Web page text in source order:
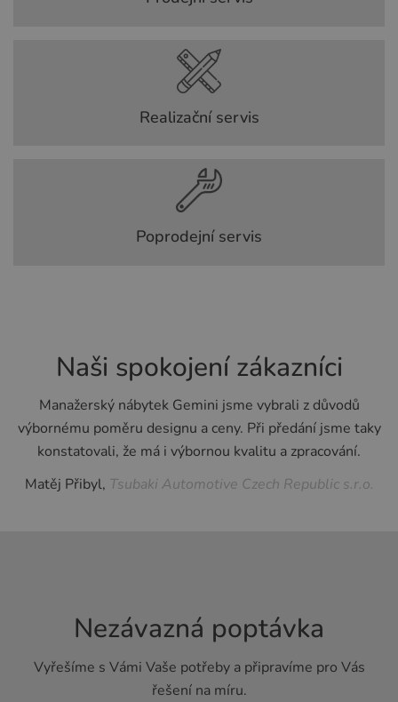
Realizační servis
Poprodejní servis
Naši spokojení zákazníci
Manažerský nábytek Gemini jsme vybrali z důvodů
výbornému poměru designu a ceny. Při předání jsme taky
konstatovali, že má i výbornou kvalitu a zpracování.
Matěj Přibyl, Tsubaki Automotive Czech Republic s.r.o.
Nezávazná poptávka
Vyřešíme s Vámi Vaše potřeby a připravíme pro Vás
řešení na míru.